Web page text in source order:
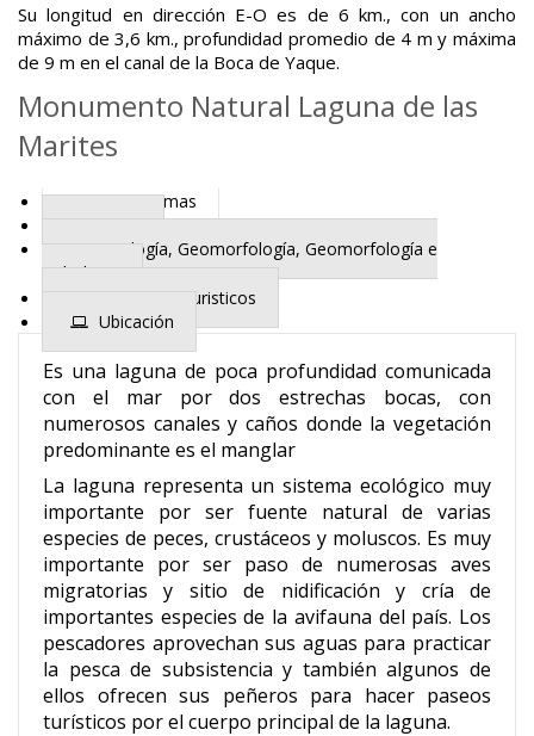
Su longitud en dirección E-O es de 6 km., con un ancho
máximo de 3,6 km., profundidad promedio de 4 m y máxima
de 9 m en el canal de la Boca de Yaque.
Monumento Natural Laguna de las
Marites
Ecosistemas
Geología, Geomorfología, Geomorfología e
Hidrologia
Atractivos Turisticos
Ubicación
Es una laguna de poca profundidad comunicada
con el mar por dos estrechas bocas, con
numerosos canales y caños donde la vegetación
predominante es el manglar
La laguna representa un sistema ecológico muy
importante por ser fuente natural de varias
especies de peces, crustáceos y moluscos. Es muy
importante por ser paso de numerosas aves
migratorias y sitio de nidificación y cría de
importantes especies de la avifauna del país. Los
pescadores aprovechan sus aguas para practicar
la pesca de subsistencia y también algunos de
ellos ofrecen sus peñeros para hacer paseos
turísticos por el cuerpo principal de la laguna.